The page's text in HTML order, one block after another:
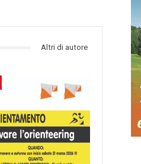
Altri di autore